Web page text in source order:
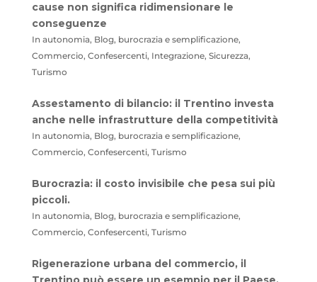
cause non significa ridimensionare le
conseguenze
In autonomia, Blog, burocrazia e semplificazione,
Commercio, Confesercenti, Integrazione, Sicurezza,
Turismo
Assestamento di bilancio: il Trentino investa
anche nelle infrastrutture della competitività
In autonomia, Blog, burocrazia e semplificazione,
Commercio, Confesercenti, Turismo
Burocrazia: il costo invisibile che pesa sui più
piccoli.
In autonomia, Blog, burocrazia e semplificazione,
Commercio, Confesercenti, Turismo
Rigenerazione urbana del commercio, il